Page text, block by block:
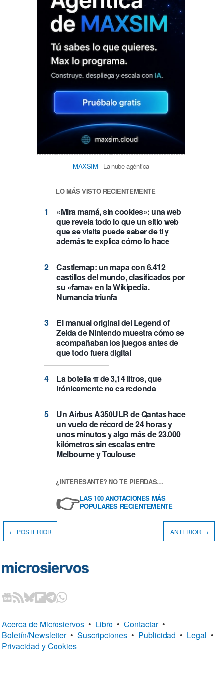
MAXSIM - La nube agéntica
LO MÁS VISTO RECIENTEMENTE
«Mira mamá, sin cookies»: una web
que revela todo lo que un sitio web
que se visita puede saber de ti y
además te explica cómo lo hace
Castlemap: un mapa con 6.412
castillos del mundo, clasificados por
su «fama» en la Wikipedia.
Numancia triunfa
El manual original del Legend of
Zelda de Nintendo muestra cómo se
acompañaban los juegos antes de
que todo fuera digital
La botella π de 3,14 litros, que
irónicamente no es redonda
Un Airbus A350ULR de Qantas hace
un vuelo de récord de 24 horas y
unos minutos y algo más de 23.000
kilómetros sin escalas entre
Melbourne y Toulouse
¿INTERESANTE? NO TE PIERDAS…
👉LAS 100 ANOTACIONES MÁS
POPULARES RECIENTEMENTE
← POSTERIOR ANTERIOR →
Acerca de Microsiervos • Libro • Contactar •
Boletín/Newsletter • Suscripciones • Publicidad • Legal •
Privacidad y Cookies